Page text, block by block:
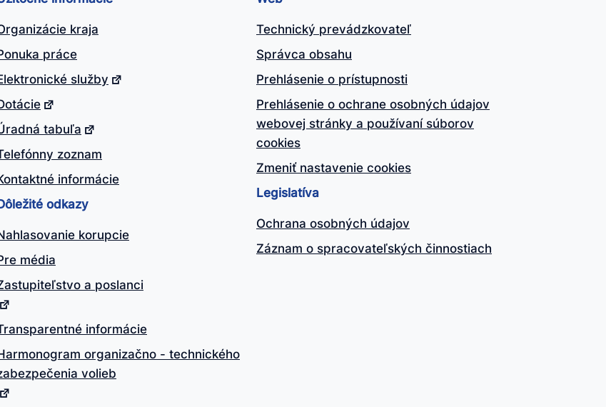
kraja
práce
služby
tabuľa
zoznam
informácie
Dôležité odkazy
korupcie
média
a poslanci
informácie
organizačno - technického
volieb
Technický prevádzkovateľ
Správca obsahu
Prehlásenie o prístupnosti
Prehlásenie o ochrane osobných údajov
webovej stránky a používaní súborov
cookies
Zmeniť nastavenie cookies
Legislatíva
Ochrana osobných údajov
Záznam o spracovateľských činnostiach